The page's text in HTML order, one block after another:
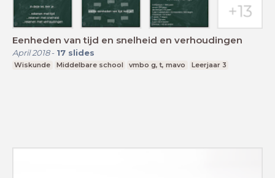
Eenheden van tijd en snelheid en verhoudingen
April 2018- 17 slides
Wiskunde Middelbare school vmbo g, t, mavo Leerjaar 3